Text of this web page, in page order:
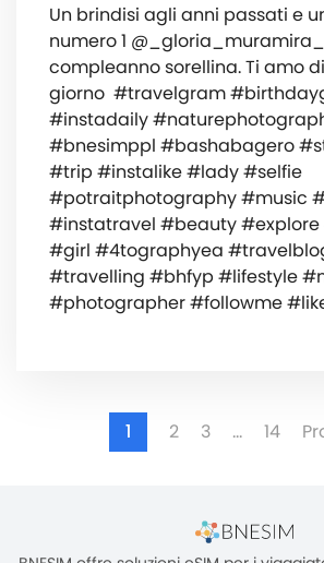
Un brindisi agli anni passati e
numero 1
compleanno sorellina. Ti amo
giorno ️ #travelgram
#instadaily
#bnesimppl #bashabagero
#trip #instalike #lady #selfie
#potraitphotography #music
#instatravel #beauty
#girl #4tographyea
#travelling #bhfyp #lifestyle
#photographer #followme
1 2 3 … 14